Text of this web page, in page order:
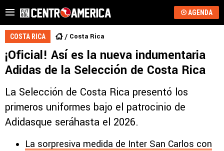
AGENDA
COSTA RICA Costa Rica
¡Oficial! Así es la nueva indumentaria
Adidas de la Selección de Costa Rica
La Selección de Costa Rica presentó los
primeros uniformes bajo el patrocinio de
Adidasque seráhasta el 2026.
La sorpresiva medida de Inter San Carlos con